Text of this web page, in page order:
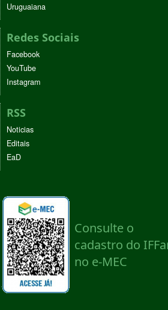
Uruguaiana
Redes Sociais
Facebook
YouTube
Instagram
RSS
Noticias
Editais
EaD